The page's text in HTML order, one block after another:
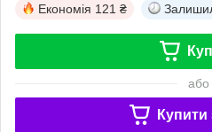
Економія 121 ₴
або
Купити